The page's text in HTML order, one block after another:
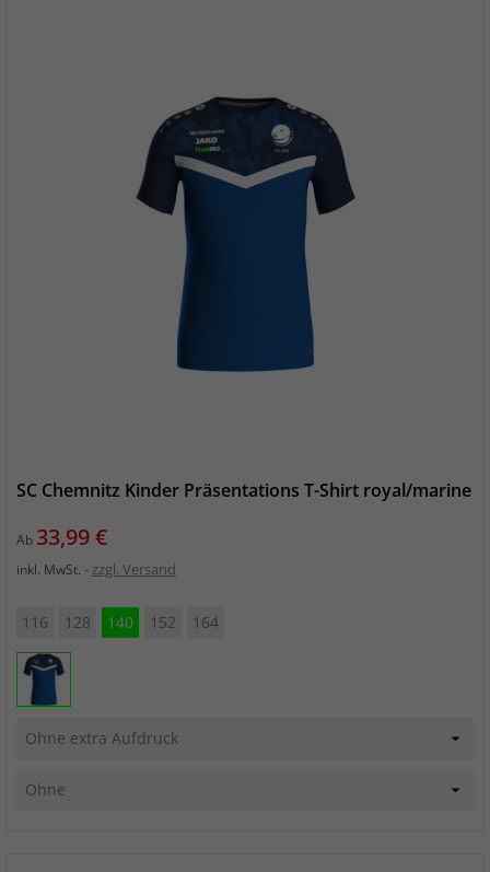
SC Chemnitz Kinder Präsentations T-Shirt royal/marine
Ab Preis
33,99 €
inkl. MwSt. zzgl. Versand
116 128 140 152 164